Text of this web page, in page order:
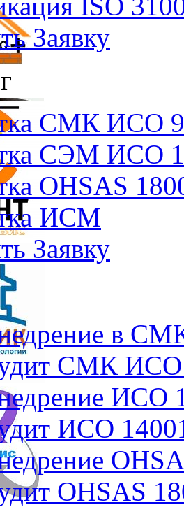
Заявку
СМК ИСО
СЭМ ИСО
OHSAS
ИСМ
Заявку
в
СМК ИСО
ИСО
ИСО
OHSAS